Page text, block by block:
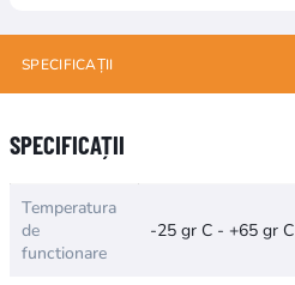
SPECIFICAȚII
SPECIFICAȚII
Numele atributuluiValoarea atributului
Temperatura
de
functionare
-25 gr C - +65 gr C